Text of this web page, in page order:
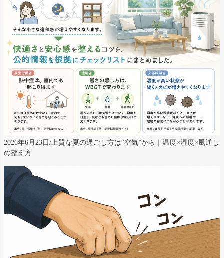
2026年6月23日/上質な夏の過ごし方は“空気”から｜温度×湿度×風通し
の整え方